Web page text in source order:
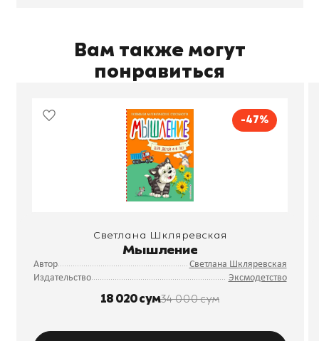
Вам также могут
понравиться
-47%
Светлана Шкляревская
Мышление
Автор
Светлана Шкляревская
Издательство
Эксмодетство
18 020 сум34 000 сум